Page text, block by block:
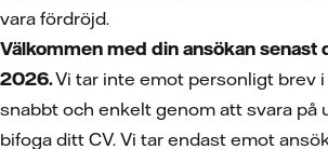
vara fördröjd.
Välkommen med din ansökan senast
2026.Vi tar inte emot personligt brev
snabbt och enkelt genom att svara på
bifoga ditt CV. Vi tar endast emot